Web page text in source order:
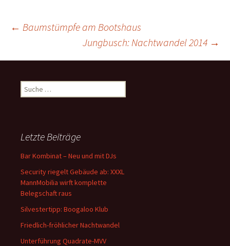
Beitragsnavigation
← Baumstümpfe am Bootshaus
Jungbusch: Nachtwandel 2014 →
Suche nach:
Letzte Beiträge
Bar Kombinat – Neu und mit DJs
Security riegelt Gebäude ab: XXXL
MannMobilia wirft komplette
Belegschaft raus
Silvestertipp: Boogaloo Klub
Friedlich-fröhlicher Nachtwandel
Unterführung Quadrate-MVV